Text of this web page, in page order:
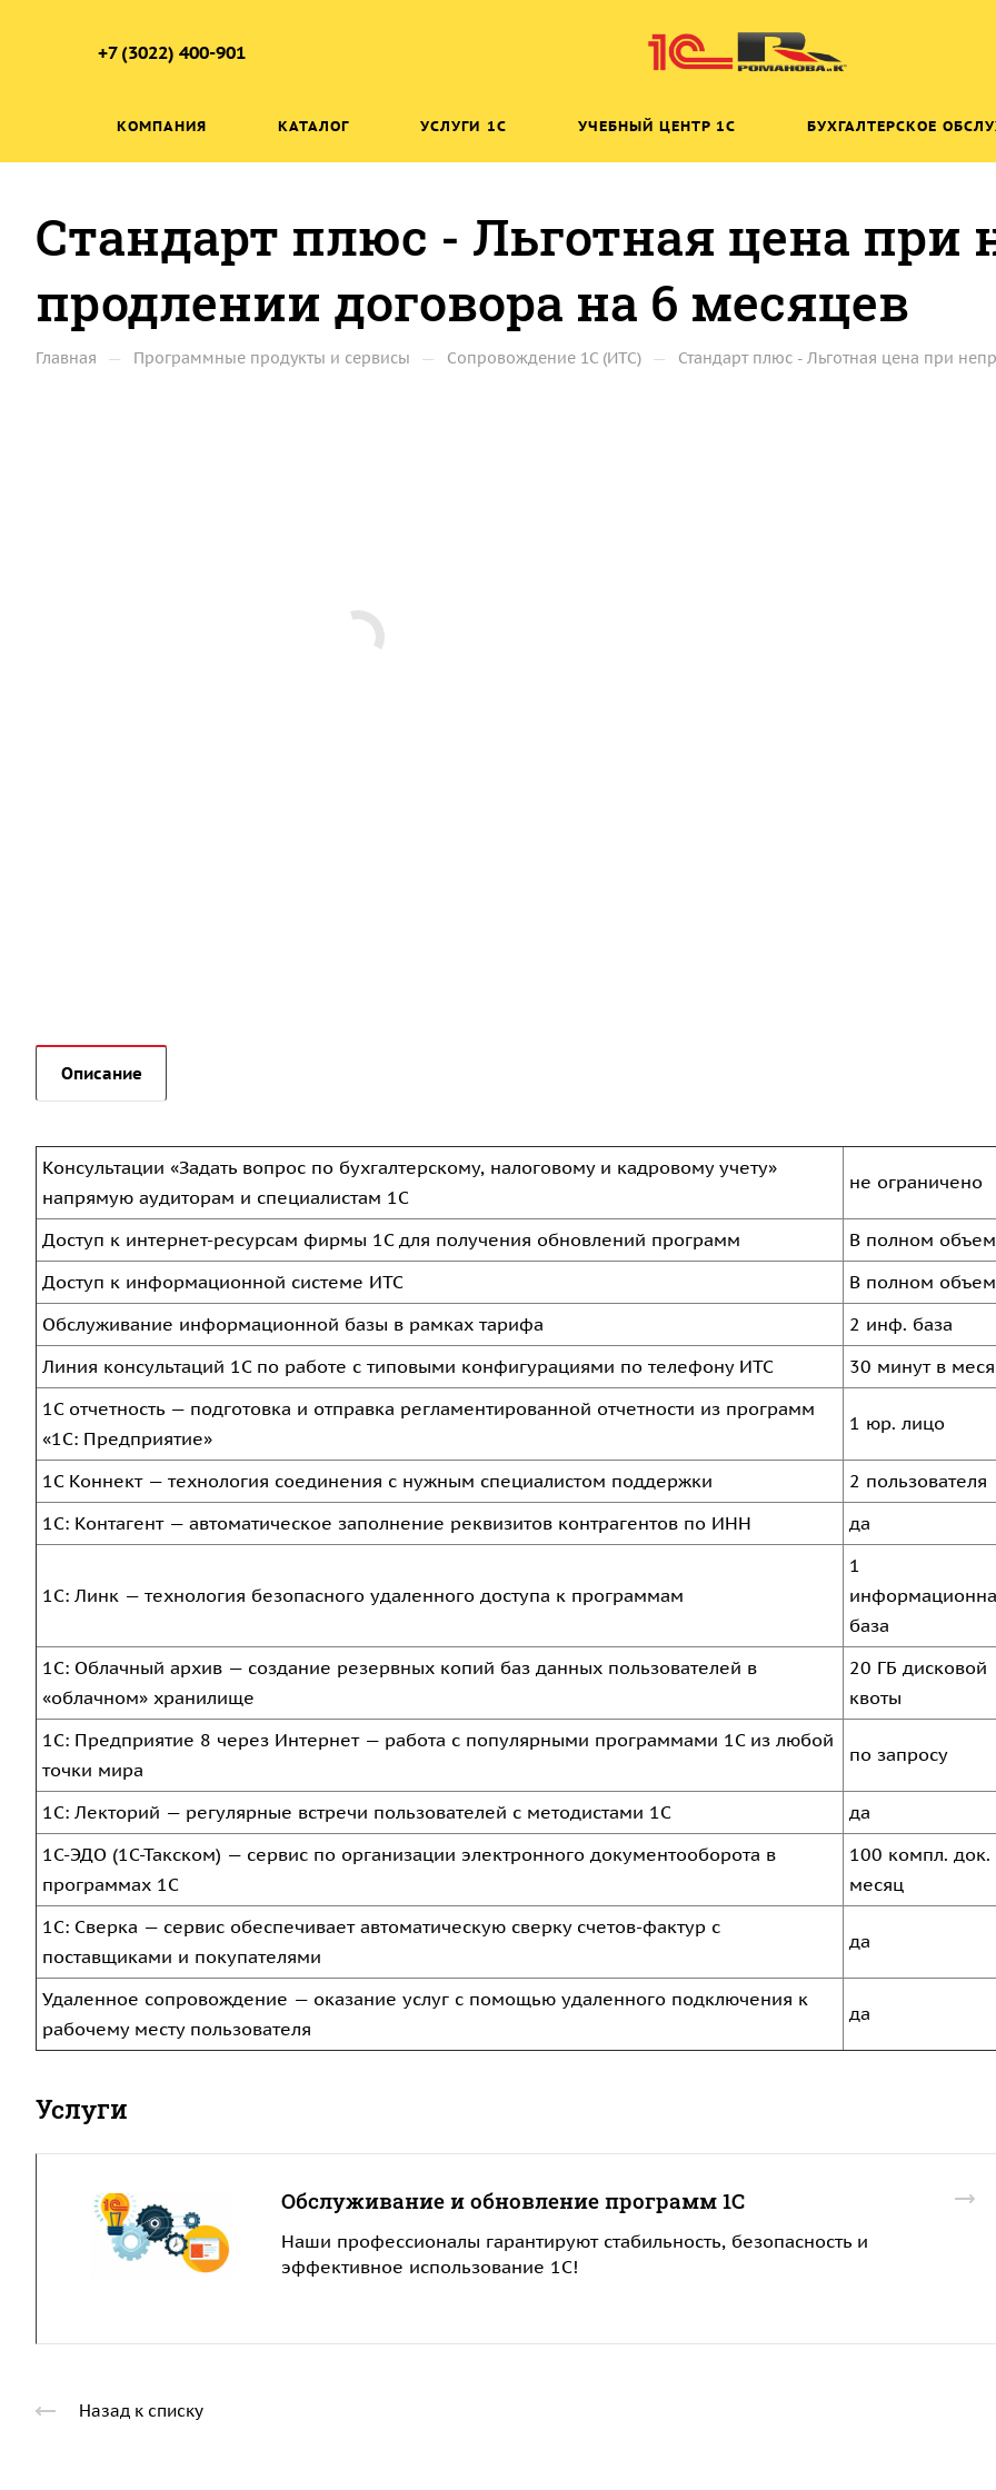
+7 (3022) 400-901
КОМПАНИЯ КАТАЛОГ УСЛУГИ 1C УЧЕБНЫЙ ЦЕНТР 1C БУХГАЛТЕРСКОЕ
Стандарт плюс - Льготная цена
продлении договора на 6 месяцев
Главная — Программные продукты и сервисы — Сопровождение 1С (ИТС) — Стандарт плюс - Льготная цена при
Описание
Консультации «Задать вопрос по бухгалтерскому, налоговому и кадровому учету»
напрямую аудиторам и специалистам 1С
не ограничено
Доступ к интернет-ресурсам фирмы 1С для получения обновлений программ
В полном
Доступ к информационной системе ИТС
В полном
Обслуживание информационной базы в рамках тарифа
2 инф. база
Линия консультаций 1С по работе с типовыми конфигурациями по телефону ИТС
30 минут в
1С отчетность — подготовка и отправка регламентированной отчетности из программ
«1С: Предприятие»
1 юр. лицо
1С Коннект — технология соединения с нужным специалистом поддержки
2 пользователя
1С: Контагент — автоматическое заполнение реквизитов контрагентов по ИНН
да
1С: Линк — технология безопасного удаленного доступа к программам
1
база
1С: Облачный архив — создание резервных копий баз данных пользователей в
«облачном» хранилище
20 ГБ дисковой
квоты
1С: Предприятие 8 через Интернет — работа с популярными программами 1С из любой
точки мира
по запросу
1С: Лекторий — регулярные встречи пользователей с методистами 1С
да
1С-ЭДО (1С-Такском) — сервис по организации электронного документооборота в
программах 1С
100 компл. док.
месяц
1С: Сверка — сервис обеспечивает автоматическую сверку счетов-фактур с
поставщиками и покупателями
да
Удаленное сопровождение — оказание услуг с помощью удаленного подключения к
рабочему месту пользователя
да
Услуги
Обслуживание и обновление программ 1С
Наши профессионалы гарантируют стабильность, безопасность и
эффективное использование 1С!
Назад к списку